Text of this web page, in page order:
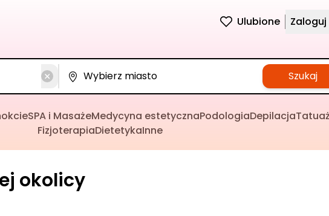
Ulubione Zaloguj
Szukaj
SPA i MasażeMedycyna estetycznaPodologiaDepilacja
FizjoterapiaDietetykaInne
okolicy